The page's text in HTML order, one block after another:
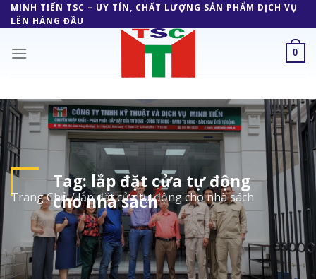
Skip
to
MINH TIẾN TSC – UY TÍN, CHẤT LƯỢNG SẢN PHẨM DỊCH VỤ
LÊN HÀNG ĐẦU
0
Tag: lắp đặt cửa tự động
cho nhà sách
Trang Chủ/lắp đặt cửa tự động cho nhà sách